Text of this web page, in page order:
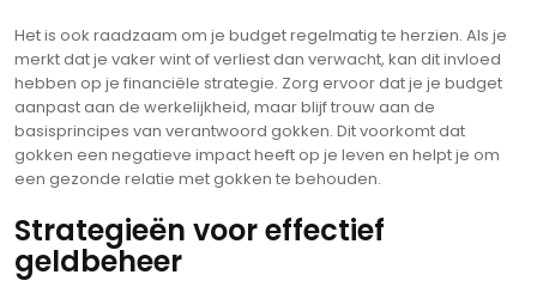
Het is ook raadzaam om je budget regelmatig te herzien. Als je
merkt dat je vaker wint of verliest dan verwacht, kan dit invloed
hebben op je financiële strategie. Zorg ervoor dat je je budget
aanpast aan de werkelijkheid, maar blijf trouw aan de
basisprincipes van verantwoord gokken. Dit voorkomt dat
gokken een negatieve impact heeft op je leven en helpt je om
een gezonde relatie met gokken te behouden.
Strategieën voor effectief
geldbeheer